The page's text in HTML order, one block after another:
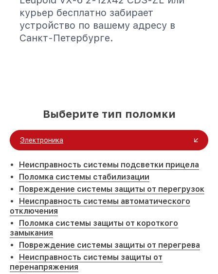
курьер бесплатно забирает
устройство по вашему адресу в
Санкт-Петербурге.
Выберите тип поломки
Электроника
Неисправность системы подсветки прицела
Поломка системы стабилизации
Повреждение системы защиты от перегрузок
Неисправность системы автоматического
отключения
Поломка системы защиты от короткого
замыкания
Повреждение системы защиты от перегрева
Неисправность системы защиты от
перенапряжения